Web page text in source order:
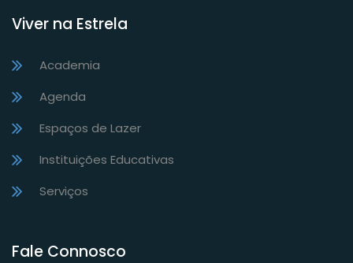
Viver na Estrela
Academia
Agenda
Espaços de Lazer
Instituições Educativas
Serviços
Fale Connosco